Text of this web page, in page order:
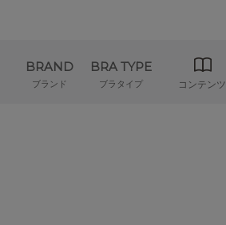
BRAND
ブランド
BRA TYPE
ブラタイプ コンテンツ